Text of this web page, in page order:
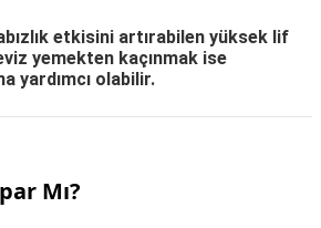
etkisini artırabilen yüksek lif
yemekten kaçınmak ise
yardımcı olabilir.
Mı?